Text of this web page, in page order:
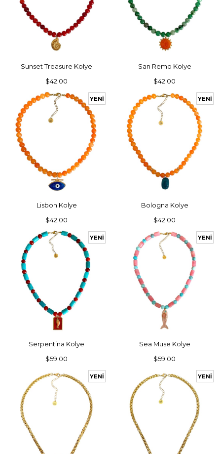
Sunset Treasure Kolye
$42.00
SEPETE EKLE
San Remo Kolye
$42.00
SEPETE EKLE
Lisbon Kolye
$42.00
YENI
ÜRÜN
SEPETE EKLE
Bologna Kolye
$42.00
YENI
ÜRÜN
SEPETE EKLE
Serpentina Kolye
$59.00
YENI
SEPETE EKLE
Sea Muse Kolye
$59.00
YENI
YENI
YENI